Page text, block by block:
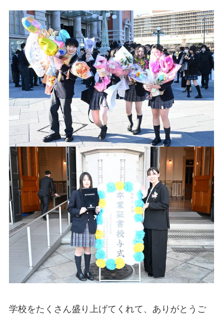
学校をたくさん盛り上げてくれて、ありがとうご